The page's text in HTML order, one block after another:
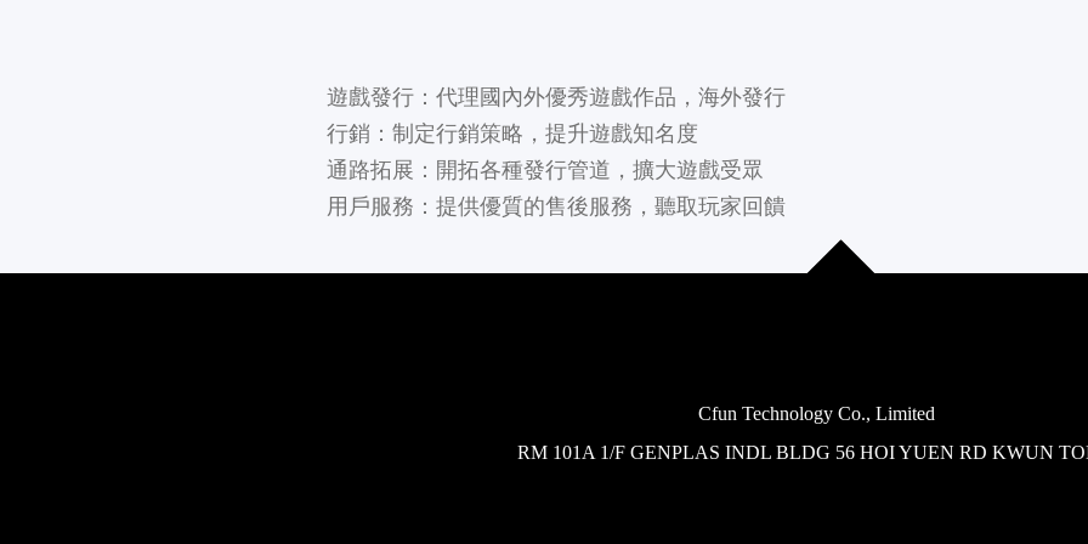
遊戲發行：代理國內外優秀遊戲作品，海外發行
行銷：制定行銷策略，提升遊戲知名度
通路拓展：開拓各種發行管道，擴大遊戲受眾
用戶服務：提供優質的售後服務，聽取玩家回饋
Cfun Technology Co., Limited
RM 101A 1/F GENPLAS INDL BLDG 56 HOI YUEN RD KWUN